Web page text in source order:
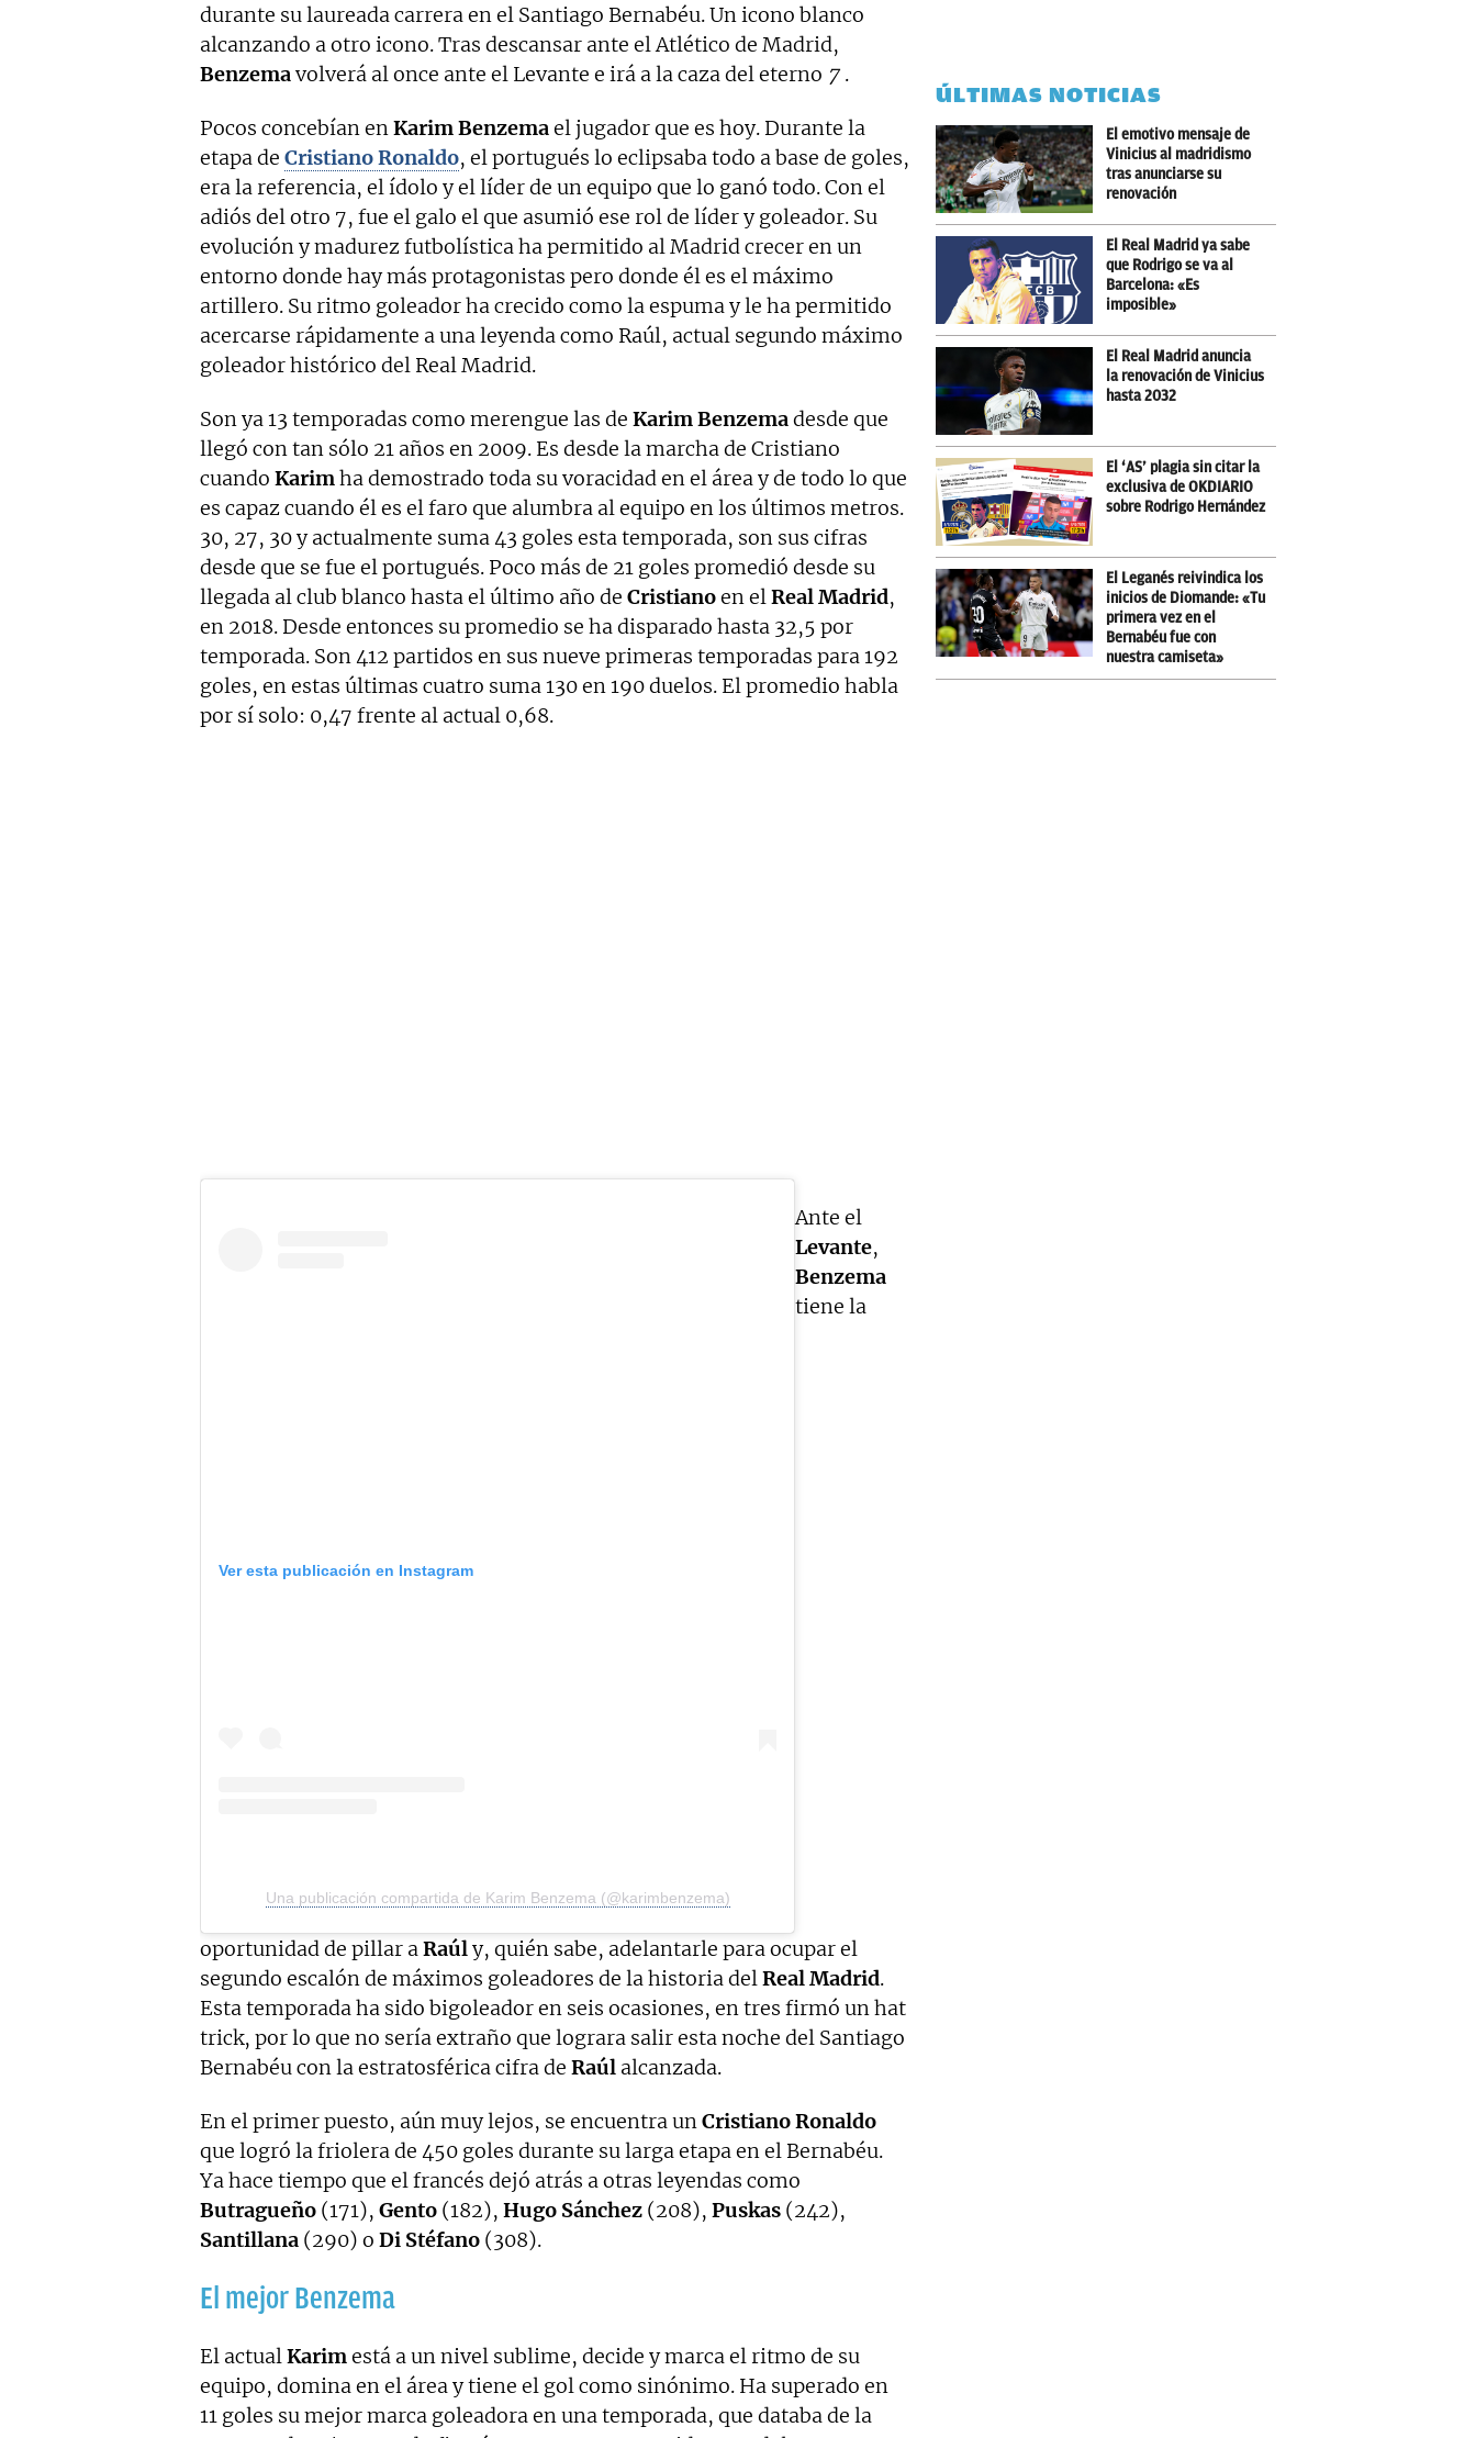
durante su laureada carrera en el Santiago Bernabéu. Un icono blanco
alcanzando a otro icono. Tras descansar ante el Atlético de Madrid,
Benzemavolverá al once ante el Levante e irá a la caza del eterno 7 .
Pocos concebían enKarim Benzemael jugador que es hoy. Durante la
etapa de Cristiano Ronaldo, el portugués lo eclipsaba todo a base de goles,
era la referencia, el ídolo y el líder de un equipo que lo ganó todo. Con el
adiós del otro 7, fue el galo el que asumió ese rol de líder y goleador. Su
evolución y madurez futbolística ha permitido al Madrid crecer en un
entorno donde hay más protagonistas pero donde él es el máximo
artillero. Su ritmo goleador ha crecido como la espuma y le ha permitido
acercarse rápidamente a una leyenda como Raúl, actual segundo máximo
goleador histórico del Real Madrid.
Son ya 13 temporadas como merengue las de KarimBenzemadesde que
llegó con tan sólo 21 años en 2009. Es desde la marcha de Cristiano
cuando Karimha demostrado toda su voracidad en el área y de todo lo que
es capaz cuando él es el faro que alumbra al equipo en los últimos metros.
30, 27, 30 y actualmente suma 43 goles esta temporada, son sus cifras
desde que se fue el portugués. Poco más de 21 goles promedió desde su
llegada al club blanco hasta el último año de Cristianoen elRealMadrid,
en 2018. Desde entonces su promedio se ha disparado hasta 32,5 por
temporada. Son 412 partidos en sus nueve primeras temporadas para 192
goles, en estas últimas cuatro suma 130 en 190 duelos. El promedio habla
por sí solo: 0,47 frente al actual 0,68.
Ver esta publicación en Instagram
Una publicación compartida de Karim Benzema (@karimbenzema)
Ante el
Levante,
Benzema
tiene la
oportunidad de pillar a Raúl y, quién sabe, adelantarle para ocupar el
segundo escalón de máximos goleadores de la historia del Real Madrid.
Esta temporada ha sido bigoleador en seis ocasiones, en tres firmó un hat
trick, por lo que no sería extraño que lograra salir esta noche del Santiago
Bernabéu con la estratosférica cifra de Raúl alcanzada.
En el primer puesto, aún muy lejos, se encuentra un CristianoRonaldo
que logró la friolera de 450 goles durante su larga etapa en el Bernabéu.
Ya hace tiempo que el francés dejó atrás a otras leyendas como
Butragueño (171), Gento (182), Hugo Sánchez (208), Puskas (242),
Santillana (290) o Di Stéfano (308).
El mejor Benzema
El actual Karimestá a un nivel sublime, decide y marca el ritmo de su
equipo, domina en el área y tiene el gol como sinónimo. Ha superado en
11 goles su mejor marca goleadora en una temporada, que databa de la
ÚLTIMAS NOTICIAS
El emotivo mensaje de
Vinicius al madridismo
tras anunciarse su
renovación
El Real Madrid ya sabe
que Rodrigo se va al
Barcelona: «Es
imposible»
El Real Madrid anuncia
la renovación de Vinicius
hasta 2032
El ‘AS’ plagia sin citar la
exclusiva de OKDIARIO
sobre Rodrigo Hernández
El Leganés reivindica los
inicios de Diomande: «Tu
primera vez en el
Bernabéu fue con
nuestra camiseta»